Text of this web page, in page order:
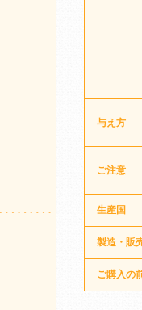
与え方
ご注意
生産国
製造・販
ご購入の